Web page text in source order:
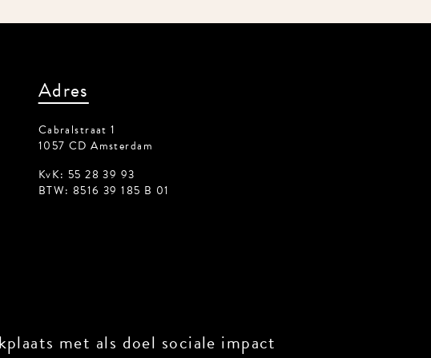
Adres
Cabralstraat 1
1057 CD Amsterdam
KvK: 55 28 39 93
BTW: 8516 39 185 B 01
met als doel sociale impact